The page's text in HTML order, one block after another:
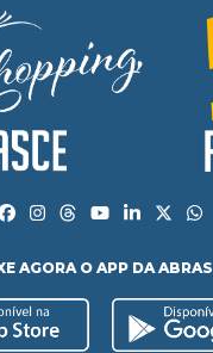
AGORA O APP DA